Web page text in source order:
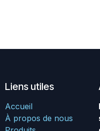
Liens utiles
Accueil
À propos de nous